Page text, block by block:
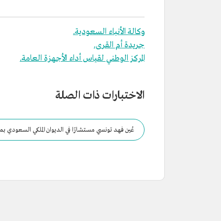
وكالة الأنباء السعودية.
جريدة أم القرى.
المركز الوطني لقياس أداء الأجهزة العامة.
الاختبارات ذات الصلة
عُين فهد تونسي مستشارًا في الديوان الملكي السعودي